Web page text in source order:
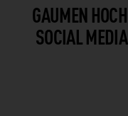
GAUMEN HOCH
SOCIAL MEDIA